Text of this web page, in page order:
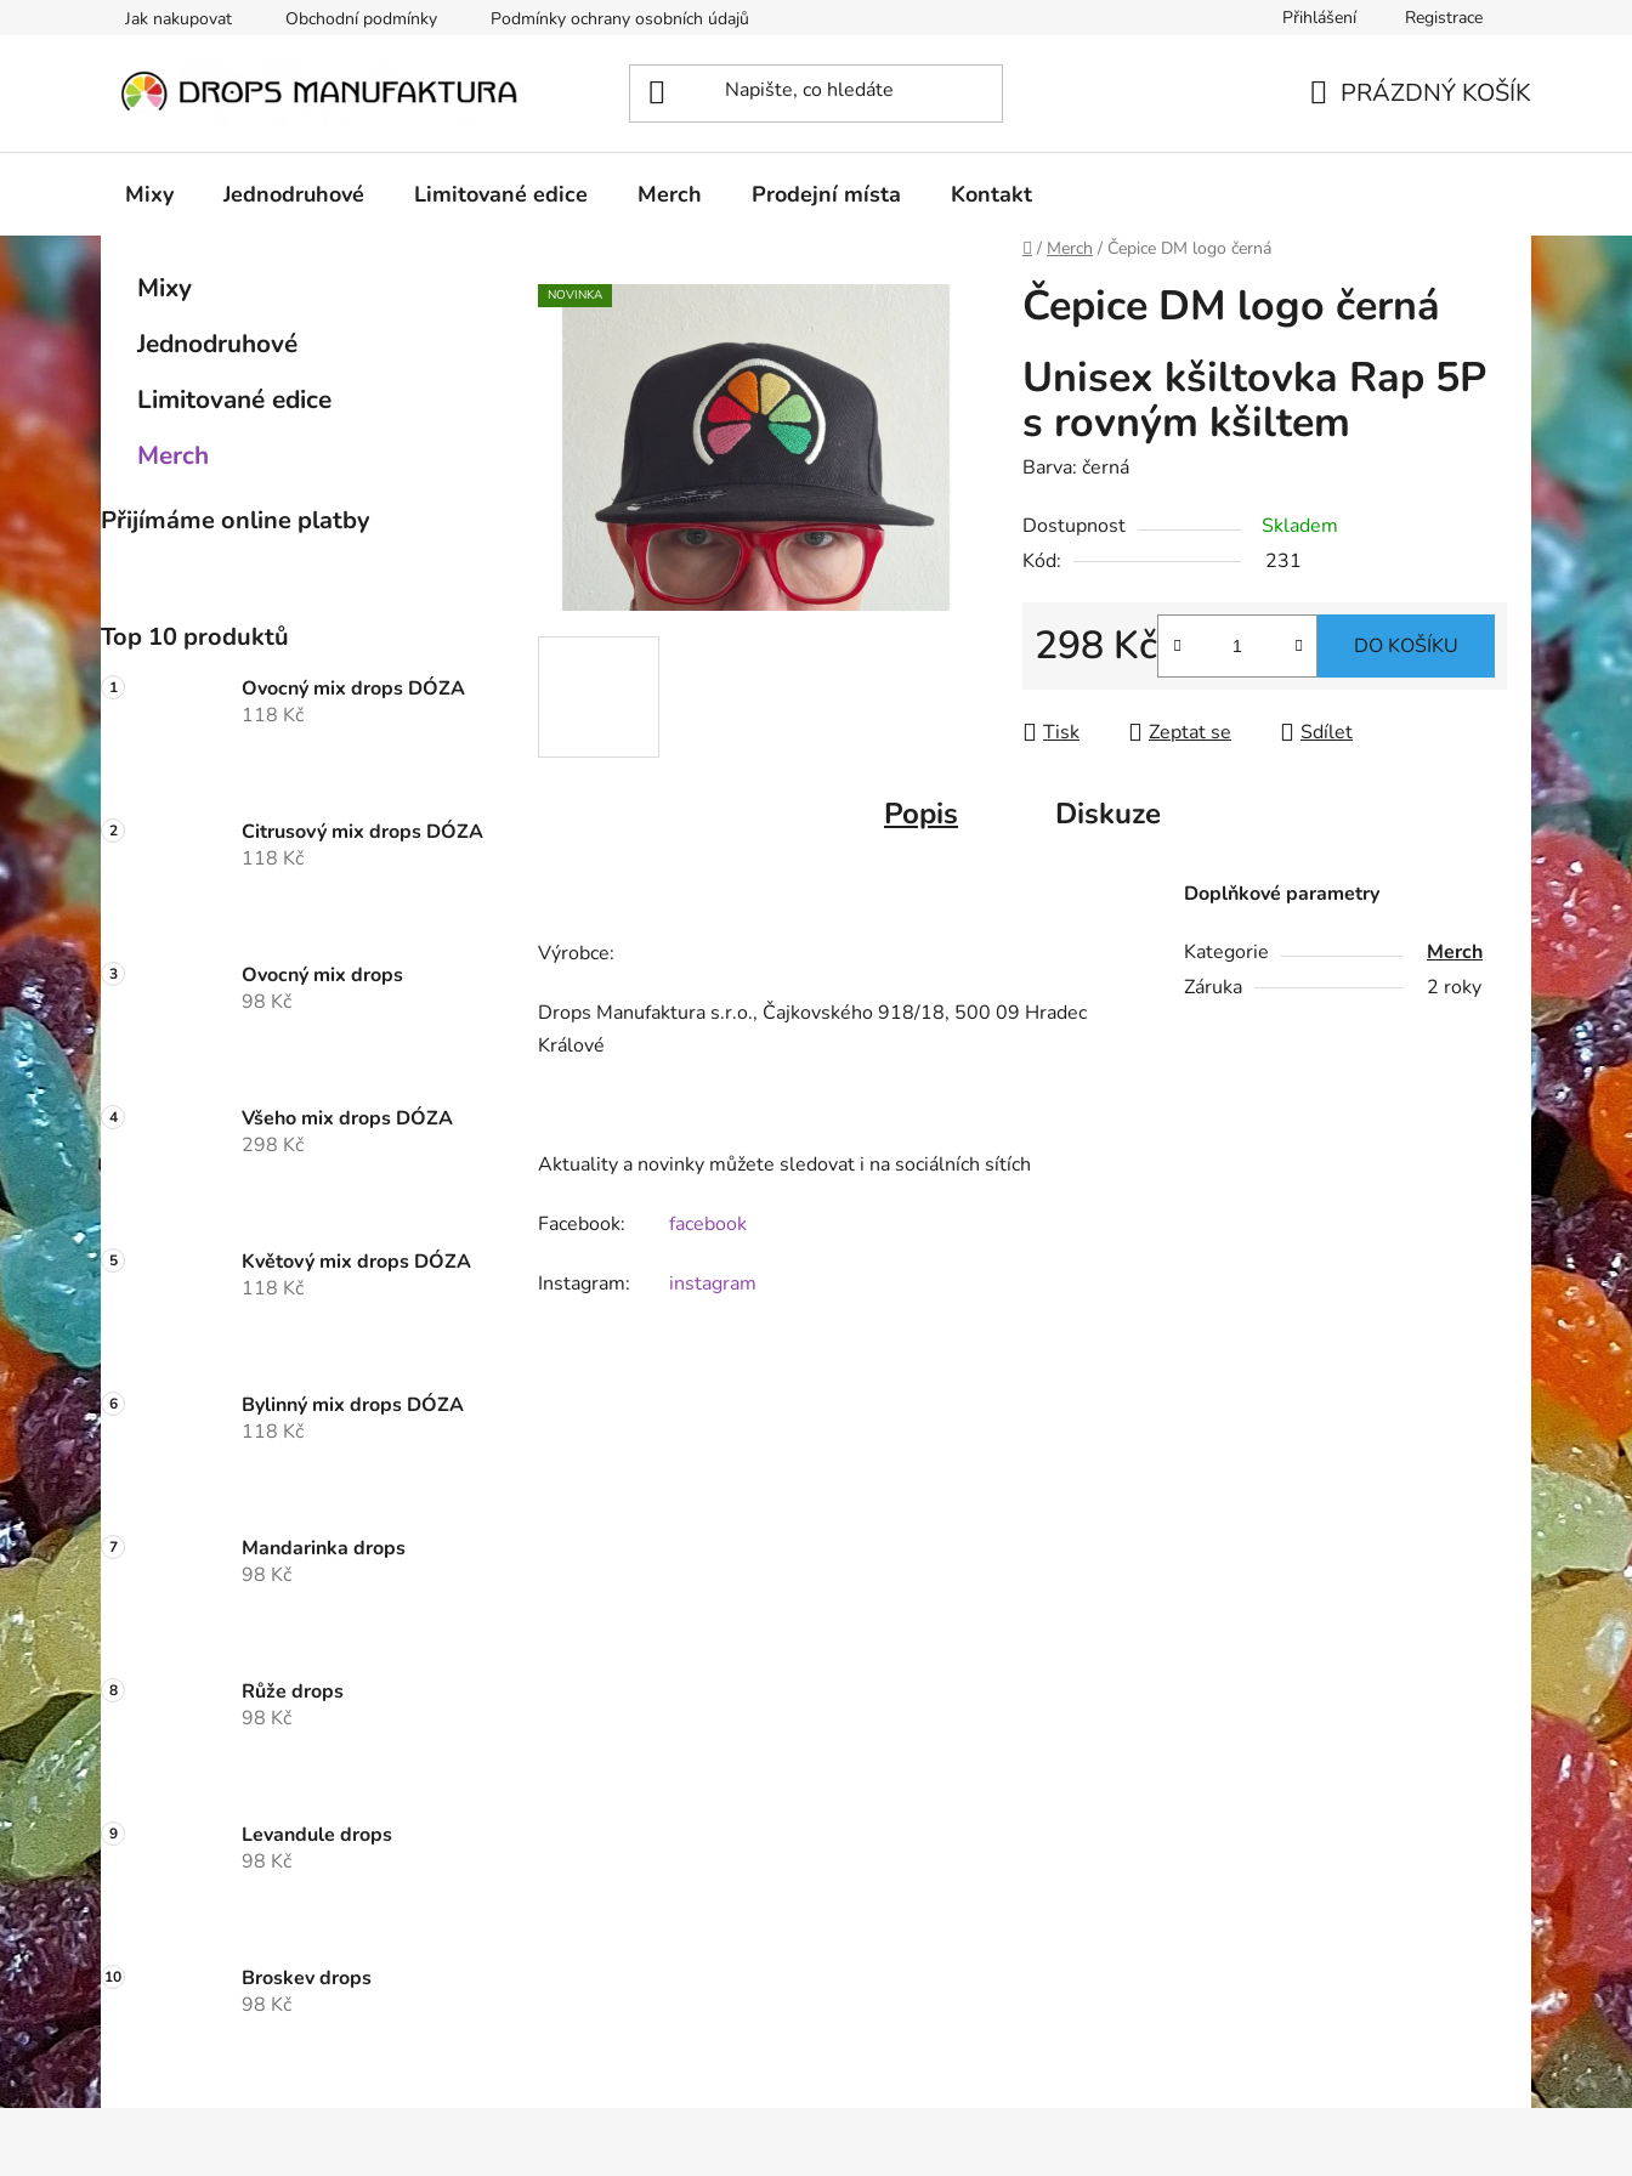
Jak nakupovat Obchodní podmínky Podmínky ochrany osobních údajů Přihlášení Registrace
PRÁZDNÝ KOŠÍK
Mixy Jednodruhové Limitované edice Merch Prodejní místa Kontakt
Domů
/ Merch / Čepice DM logo černá
P
a
n
n
í
a
n
e
l
Přeskočit
kategorie
K
r
i
e
Mixy
Jednodruhové
Limitované edice
Merch
Přijímáme online platby
Top 10 produktů
Ovocný mix drops DÓZA
118 Kč
Citrusový mix drops DÓZA
118 Kč
Ovocný mix drops
98 Kč
Všeho mix drops DÓZA
298 Kč
Květový mix drops DÓZA
118 Kč
Bylinný mix drops DÓZA
118 Kč
Mandarinka drops
98 Kč
Růže drops
98 Kč
Levandule drops
98 Kč
Broskev drops
98 Kč
Čepice DM logo černá
Unisex kšiltovka Rap 5P
s rovným kšiltem
Barva: černá
Dostupnost
Skladem
Kód:
231
298 Kč DO KOŠÍKU
Tisk Zeptat se Sdílet
NOVINKA
Popis Diskuze
Výrobce:
Drops Manufaktura s.r.o., Čajkovského 918/18, 500 09 Hradec
Králové
Aktuality a novinky můžete sledovat i na sociálních sítích
Facebook: facebook
Instagram: instagram
Doplňkové parametry
Kategorie
Merch
Záruka
2 roky